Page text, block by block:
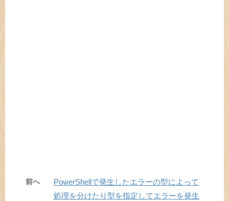
前へ
PowerShellで発生したエラーの型によって
処理を分けたり型を指定してエラーを発生